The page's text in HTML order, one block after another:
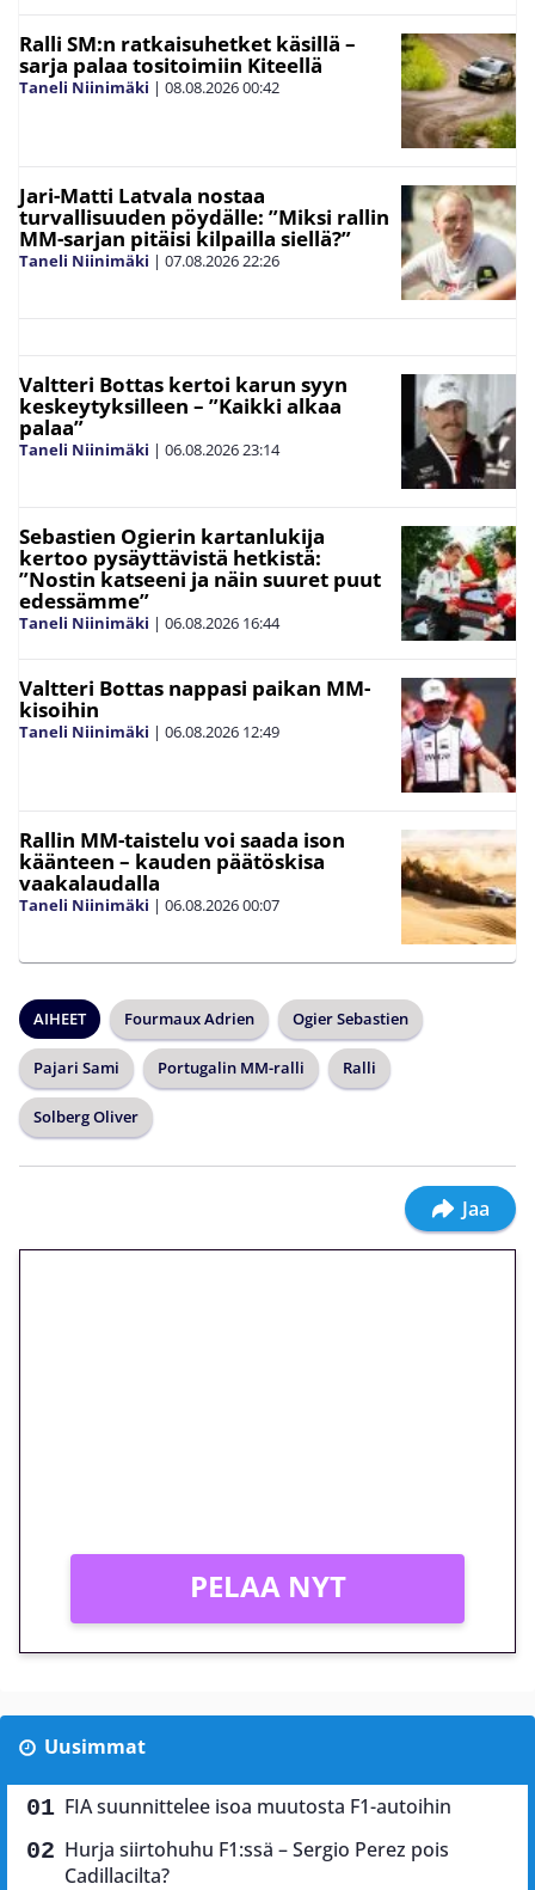
Ralli SM:n ratkaisuhetket käsillä –
sarja palaa tositoimiin Kiteellä
Taneli Niinimäki | 08.08.202600:42
Jari-Matti Latvala nostaa
turvallisuuden pöydälle: ”Miksi rallin
MM-sarjan pitäisi kilpailla siellä?”
Taneli Niinimäki | 07.08.202622:26
Valtteri Bottas kertoi karun syyn
keskeytyksilleen – ”Kaikki alkaa
palaa”
Taneli Niinimäki | 06.08.202623:14
Sebastien Ogierin kartanlukija
kertoo pysäyttävistä hetkistä:
”Nostin katseeni ja näin suuret puut
edessämme”
Taneli Niinimäki | 06.08.2026 16:44
Valtteri Bottas nappasi paikan MM-
kisoihin
Taneli Niinimäki | 06.08.2026 12:49
Rallin MM-taistelu voi saada ison
käänteen – kauden päätöskisa
vaakalaudalla
Taneli Niinimäki | 06.08.202600:07
AIHEET Fourmaux Adrien Ogier Sebastien
Pajari Sami Portugalin MM-ralli Ralli
Solberg Oliver
Jaa
PELAA NYT
Uusimmat
FIA suunnittelee isoa muutosta F1-autoihin
Hurja siirtohuhu F1:ssä – Sergio Perez pois
Cadillacilta?